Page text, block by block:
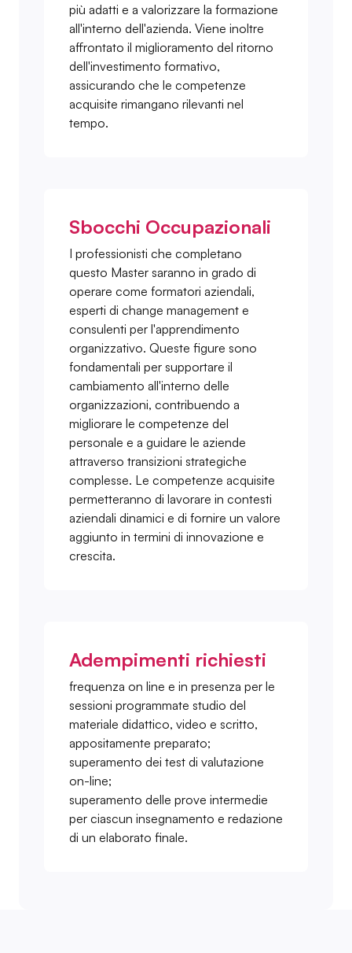
più adatti e a valorizzare la formazione
all'interno dell'azienda. Viene inoltre
affrontato il miglioramento del ritorno
dell'investimento formativo,
assicurando che le competenze
acquisite rimangano rilevanti nel
tempo.
Sbocchi Occupazionali
I professionisti che completano
questo Master saranno in grado di
operare come formatori aziendali,
esperti di change management e
consulenti per l'apprendimento
organizzativo. Queste figure sono
fondamentali per supportare il
cambiamento all'interno delle
organizzazioni, contribuendo a
migliorare le competenze del
personale e a guidare le aziende
attraverso transizioni strategiche
complesse. Le competenze acquisite
permetteranno di lavorare in contesti
aziendali dinamici e di fornire un valore
aggiunto in termini di innovazione e
crescita.
Adempimenti richiesti
frequenza on line e in presenza per le
sessioni programmate studio del
materiale didattico, video e scritto,
appositamente preparato;
superamento dei test di valutazione
on-line;
superamento delle prove intermedie
per ciascun insegnamento e redazione
di un elaborato finale.